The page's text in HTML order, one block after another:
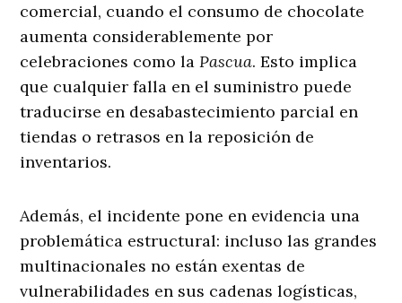
comercial, cuando el consumo de chocolate
aumenta considerablemente por
celebraciones como laPascua. Esto implica
que cualquier falla en el suministro puede
traducirse en desabastecimiento parcial en
tiendas o retrasos en la reposición de
inventarios.
Además, el incidente pone en evidencia una
problemática estructural: incluso las grandes
multinacionales no están exentas de
vulnerabilidades en sus cadenas logísticas,